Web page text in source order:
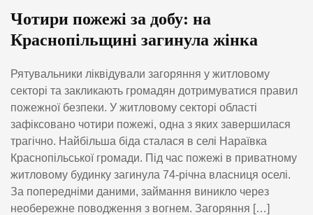
Чотири пожежі за добу: на
Краснопільщині загинула жінка
Рятувальники ліквідували загоряння у житловому
секторі та закликають громадян дотримуватися правил
пожежної безпеки. У житловому секторі області
зафіксовано чотири пожежі, одна з яких завершилася
трагічно. Найбільша біда сталася в селі Нараївка
Краснопільської громади. Під час пожежі в приватному
житловому будинку загинула 74-річна власниця оселі.
За попередніми даними, займання виникло через
необережне поводження з вогнем. Загоряння […]